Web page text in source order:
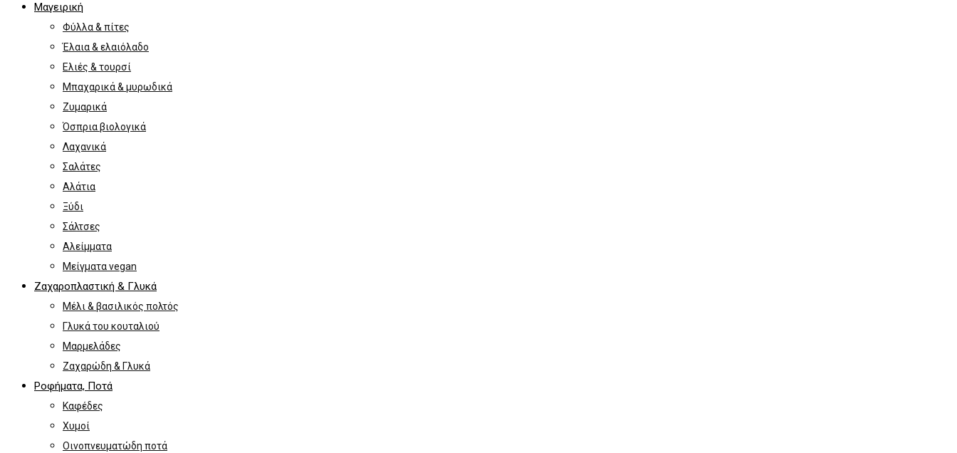
Μαγειρική
Φύλλα & πίτες
Έλαια & ελαιόλαδο
Ελιές & τουρσί
Μπαχαρικά & μυρωδικά
Ζυμαρικά
Όσπρια βιολογικά
Λαχανικά
Σαλάτες
Αλάτια
Ξύδι
Σάλτσες
Αλείμματα
Μείγματα vegan
Ζαχαροπλαστική & Γλυκά
Μέλι & βασιλικός πολτός
Γλυκά του κουταλιού
Μαρμελάδες
Ζαχαρώδη & Γλυκά
Ροφήματα, Ποτά
Καφέδες
Χυμοί
Οινοπνευματώδη ποτά